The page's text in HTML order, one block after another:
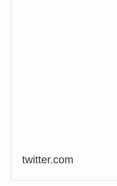
twitter.com